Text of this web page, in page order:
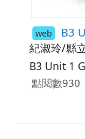
web B3
紀淑玲/縣
點閱數930